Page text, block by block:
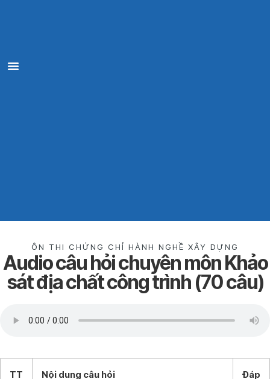
ÔN THI CHỨNG CHỈ HÀNH NGHỀ XÂY DỰNG
Audio câu hỏi chuyên môn Khảo
sát địa chất công trình (70 câu)
TT Nội dung câu hỏi
Đáp